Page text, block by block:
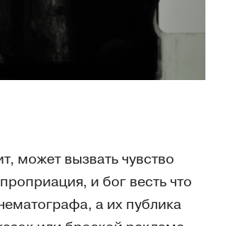
может вызвать чувство
и бог весть что
а их публика